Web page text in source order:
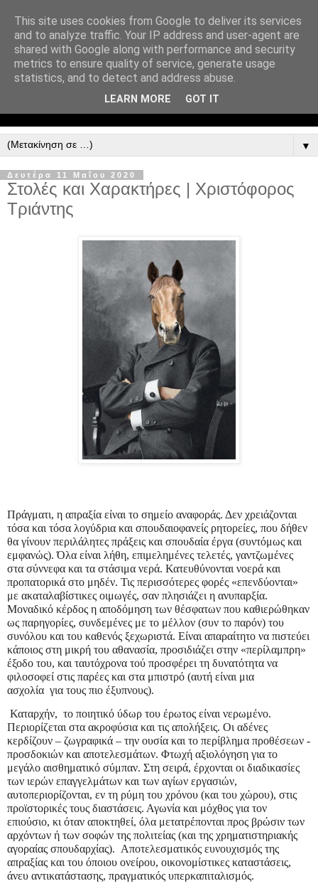
▼
Δευτέρα 11 Μαΐου 2020
Στολές και Χαρακτήρες | Χριστόφορος
Τριάντης
Πράγματι, η απραξία είναι το σημείο αναφοράς. Δεν χρειάζονται
τόσα και τόσα λογύδρια και σπουδαιοφανείς ρητορείες, που δήθεν
θα γίνουν περιλάλητες πράξεις και σπουδαία έργα (συντόμως και
εμφανώς). Όλα είναι λήθη, επιμελημένες τελετές, γαντζωμένες
στα σύννεφα και τα στάσιμα νερά. Κατευθύνονται νοερά και
προπατορικά στο μηδέν. Τις περισσότερες φορές «επενδύονται»
με ακαταλαβίστικες οιμωγές, σαν πλησιάζει η ανυπαρξία.
Μοναδικό κέρδος η αποδόμηση των θέσφατων που καθιερώθηκαν
ως παρηγορίες, συνδεμένες με το μέλλον (συν το παρόν) του
συνόλου και του καθενός ξεχωριστά. Είναι απαραίτητο να πιστεύει
κάποιος στη μικρή του αθανασία, προσιδιάζει στην «περίλαμπρη»
έξοδο του, και ταυτόχρονα τού προσφέρει τη δυνατότητα να
φιλοσοφεί στις παρέες και στα μπιστρό (αυτή είναι μια
ασχολία για τους πιο έξυπνους).
Καταρχήν, το ποιητικό ύδωρ του έρωτος είναι νερωμένο.
Περιορίζεται στα ακροφύσια και τις απολήξεις. Οι αδένες
κερδίζουν – ζωγραφικά – την ουσία και το περίβλημα προθέσεων -
προσδοκιών και αποτελεσμάτων. Φτωχή αξιολόγηση για το
μεγάλο αισθηματικό σύμπαν. Στη σειρά, έρχονται οι διαδικασίες
των ιερών επαγγελμάτων και των αγίων εργασιών,
αυτοπεριορίζονται, εν τη ρύμη του χρόνου (και του χώρου), στις
προϊστορικές τους διαστάσεις. Αγωνία και μόχθος για τον
επιούσιο, κι όταν αποκτηθεί, όλα μετατρέπονται προς βρώσιν των
αρχόντων ή των σοφών της πολιτείας (και της χρηματιστηριακής
αγοραίας σπουδαρχίας). Αποτελεσματικός ευνουχισμός της
απραξίας και του όποιου ονείρου, οικονομίστικες καταστάσεις,
άνευ αντικατάστασης, πραγματικός υπερκαπιταλισμός.
This site uses cookies from Google to deliver its services
and to analyze traffic. Your IP address and user-agent are
shared with Google along with performance and security
metrics to ensure quality of service, generate usage
statistics, and to detect and address abuse.
LEARN MORE GOT IT